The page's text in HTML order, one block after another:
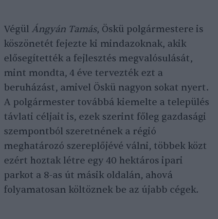
Végül Ángyán Tamás, Öskü polgármestere is
köszönetét fejezte ki mindazoknak, akik
elősegítették a fejlesztés megvalósulását,
mint mondta, 4 éve tervezték ezt a
beruházást, amivel Öskü nagyon sokat nyert.
A polgármester továbbá kiemelte a település
távlati céljait is, ezek szerint főleg gazdasági
szempontból szeretnének a régió
meghatározó szereplőjévé válni, többek közt
ezért hoztak létre egy 40 hektáros ipari
parkot a 8-as út másik oldalán, ahová
folyamatosan költöznek be az újabb cégek.